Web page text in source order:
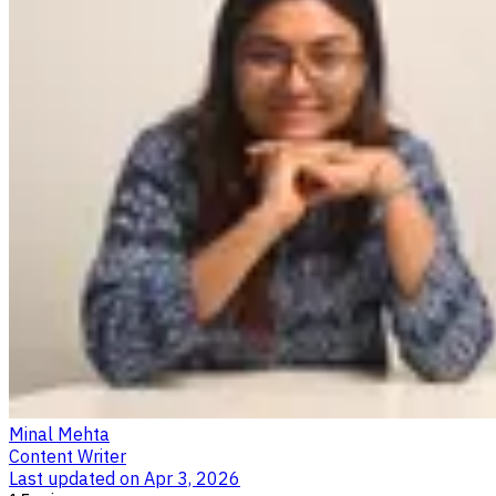
Minal Mehta
Content Writer
Last updated on Apr 3, 2026